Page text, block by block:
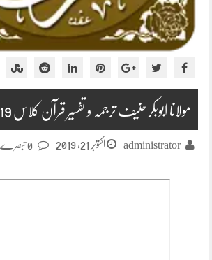
مولانا ابوبکر حنیف ترجمہ و تفسیر قرآن کلاس 2019-10-16
administrator اکتوبر 21, 2019